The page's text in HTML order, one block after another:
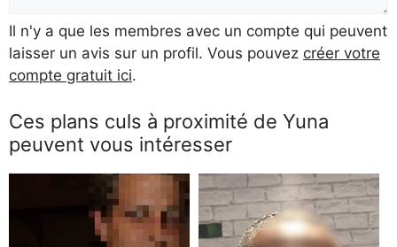
Il n'y a que les membres avec un compte qui peuvent
laisser un avis sur un profil. Vous pouvez créer votre
compte gratuit ici.
Ces plans culs à proximité de Yuna
peuvent vous intéresser